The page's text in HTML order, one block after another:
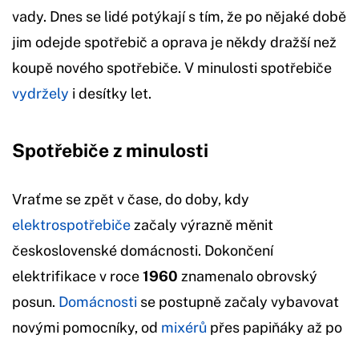
vady. Dnes se lidé potýkají s tím, že po nějaké době
jim odejde spotřebič a oprava je někdy dražší než
koupě nového spotřebiče. V minulosti spotřebiče
vydržely i desítky let.
Spotřebiče z minulosti
Vraťme se zpět v čase, do doby, kdy
elektrospotřebiče začaly výrazně měnit
československé domácnosti. Dokončení
elektrifikace v roce1960 znamenalo obrovský
posun. Domácnosti se postupně začaly vybavovat
novými pomocníky, od mixérů přes papiňáky až po